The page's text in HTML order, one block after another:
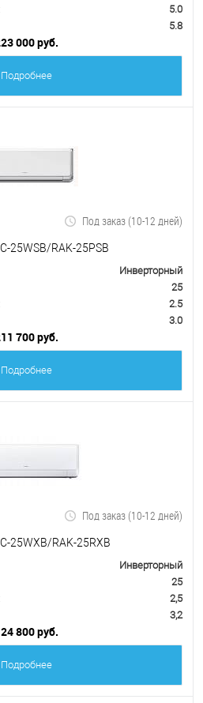
5.0
5.8
000 руб.
Подробнее
Под заказ (10-12 дней)
25WSB/RAK-25PSB
Инверторный
25
2.5
3.0
700 руб.
Подробнее
Под заказ (10-12 дней)
25WXB/RAK-25RXB
Инверторный
25
2,5
3,2
800 руб.
Подробнее